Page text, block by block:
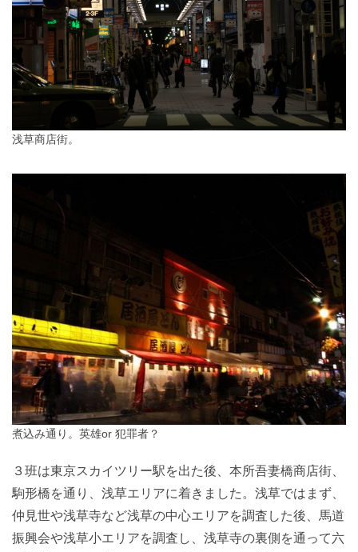
浅草商店街。
煮込み通り。英雄or 犯罪者？
３班は東京スカイツリー駅を出た後、本所吾妻橋商店街、
駒形橋を通り、浅草エリアに着きました。浅草ではまず、
仲見世や浅草寺など浅草の中心エリアを調査した後、馬道
振興会や浅草小エリアを調査し、浅草寺の裏側を通って六